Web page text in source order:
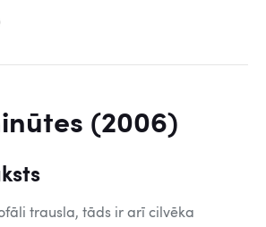
(2006)
trausla, tāds ir arī cilvēka